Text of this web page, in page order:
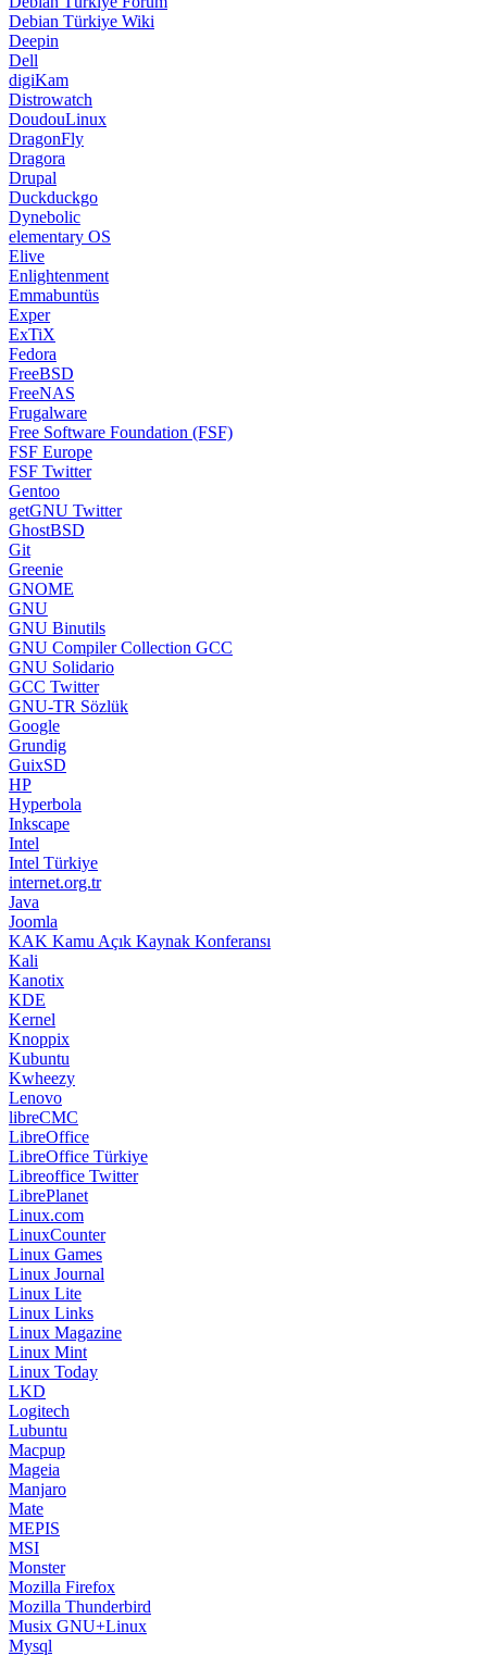
Debian Türkiye Wiki
Deepin
Dell
digiKam
Distrowatch
DoudouLinux
DragonFly
Dragora
Drupal
Duckduckgo
Dynebolic
elementary OS
Elive
Enlightenment
Emmabuntüs
Exper
ExTiX
Fedora
FreeBSD
FreeNAS
Frugalware
Free Software Foundation (FSF)
FSF Europe
FSF Twitter
Gentoo
getGNU Twitter
GhostBSD
Git
Greenie
GNOME
GNU
GNU Binutils
GNU Compiler Collection GCC
GNU Solidario
GCC Twitter
GNU-TR Sözlük
Google
Grundig
GuixSD
HP
Hyperbola
Inkscape
Intel
Intel Türkiye
internet.org.tr
Java
Joomla
KAK Kamu Açık Kaynak Konferansı
Kali
Kanotix
KDE
Kernel
Knoppix
Kubuntu
Kwheezy
Lenovo
libreCMC
LibreOffice
LibreOffice Türkiye
Libreoffice Twitter
LibrePlanet
Linux.com
LinuxCounter
Linux Games
Linux Journal
Linux Lite
Linux Links
Linux Magazine
Linux Mint
Linux Today
LKD
Logitech
Lubuntu
Macpup
Mageia
Manjaro
Mate
MEPIS
MSI
Monster
Mozilla Firefox
Mozilla Thunderbird
Musix GNU+Linux
Mysql